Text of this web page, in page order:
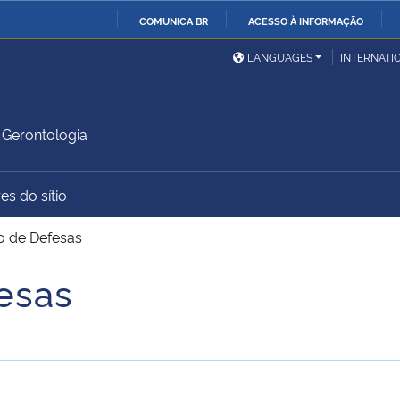
COMUNICA BR ACESSO À INFORMAÇÃO
Ministério da Defesa
Ministério das Relações
Exteriores
Ministério do
Desenvolvimento Regional
Advocacia-Geral da União
LANGUAGES
do sítio
de Defesas